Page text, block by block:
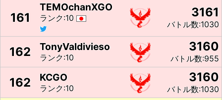
161
TEMOchanXGO
ランク:10 3161
バトル数:1030
162 TonyValdivieso
ランク:10
3160
バトル数:955
162 KCGO
ランク:10
3160
バトル数:1030